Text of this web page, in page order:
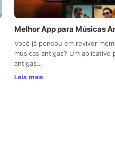
Melhor App para Músicas
Você já pensou em reviver
músicas antigas? Um aplicativo
antigas…
Leia mais